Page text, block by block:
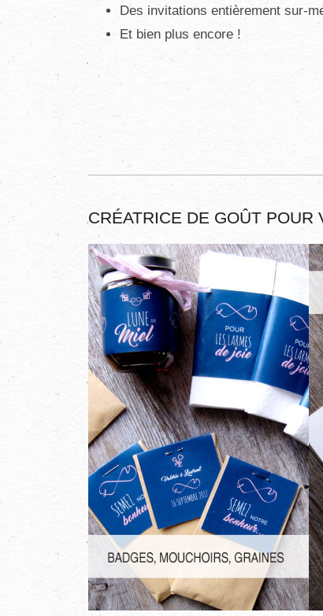
Des invitations entièrement sur-
Et bien plus encore !
CRÉATRICE DE GOÛT POUR